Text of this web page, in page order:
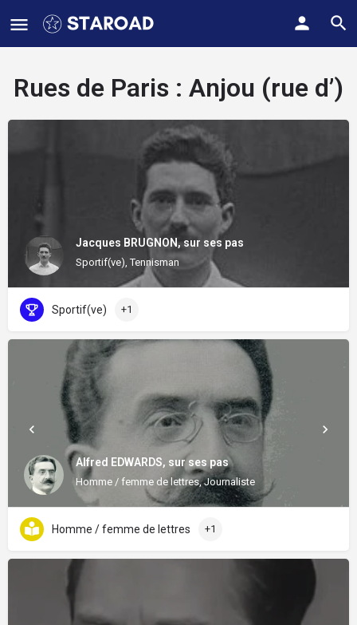
Rues de Paris : Anjou (rue d’)
Jacques BRUGNON, sur ses pas
Sportif(ve), Tennisman
Sportif(ve) +1
Alfred EDWARDS, sur ses pas
Homme / femme de lettres, Journaliste
Homme / femme de lettres +1